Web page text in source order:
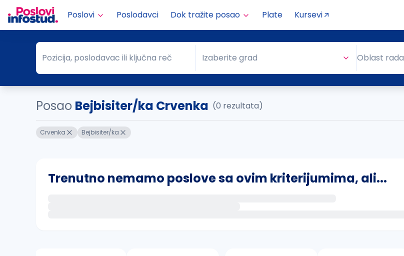
Poslovi Poslodavci Dok tražite posao Plate Kursevi
Pozicija, poslodavac ili ključna reč
Pozicija, poslodavac ili ključna reč Grad
Izaberite grad Oblast rada
Posao Bejbisiter/ka Crvenka (0 rezultata)
Crvenka Bejbisiter/ka
Trenutno nemamo poslove sa ovim kriterijumima, ali...